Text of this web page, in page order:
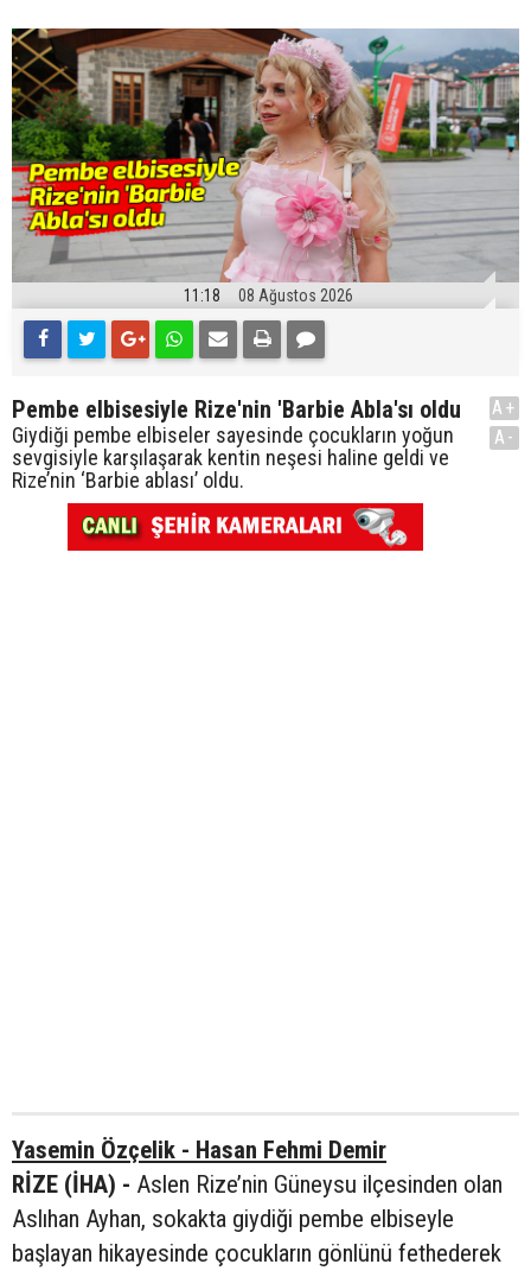
11:18 08 Ağustos 2026
Pembe elbisesiyle Rize'nin 'Barbie Abla'sı oldu
Giydiği pembe elbiseler sayesinde çocukların yoğun
sevgisiyle karşılaşarak kentin neşesi haline geldi ve
Rize’nin ‘Barbie ablası’ oldu.
A+
A-
Yasemin Özçelik - Hasan Fehmi Demir
RİZE (İHA) - Aslen Rize’nin Güneysu ilçesinden olan
Aslıhan Ayhan, sokakta giydiği pembe elbiseyle
başlayan hikayesinde çocukların gönlünü fethederek